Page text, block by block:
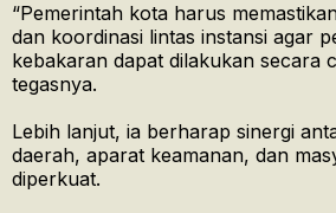
“Pemerintah kota harus
dan koordinasi lintas instansi agar
kebakaran dapat dilakukan secara
tegasnya.
Lebih lanjut, ia berharap sinergi
daerah, aparat keamanan, dan
diperkuat.